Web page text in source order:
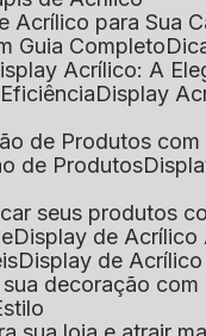
Acrílico para Sua
Guia Completo
Display Acrílico: A
Display
de Produtos
de Produtos
seus produtos
Display de
Display de
sua decoração com